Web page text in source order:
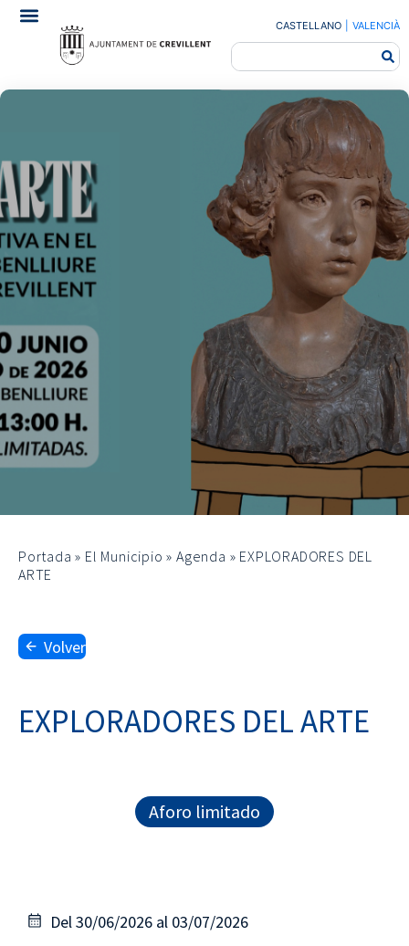
CASTELLANO VALENCIÀ
Portada » El Municipio »Agenda » EXPLORADORES DEL
ARTE
Volver
EXPLORADORES DEL ARTE
Aforo limitado
Del 30/06/2026 al 03/07/2026